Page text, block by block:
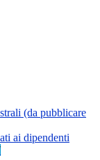
(da pubblicare
ai dipendenti